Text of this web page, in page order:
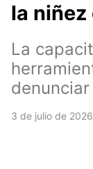
la niñez
La
3 de julio de 2026